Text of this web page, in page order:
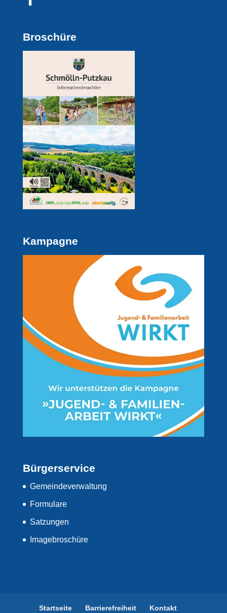
Broschüre
Kampagne
Bürgerservice
Gemeindeverwaltung
Formulare
Satzungen
Imagebroschüre
Startseite Barrierefreiheit Kontakt